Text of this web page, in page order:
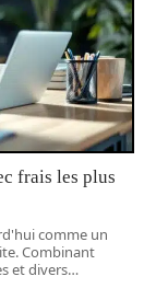
frais les plus
comme un
Combinant
et divers…